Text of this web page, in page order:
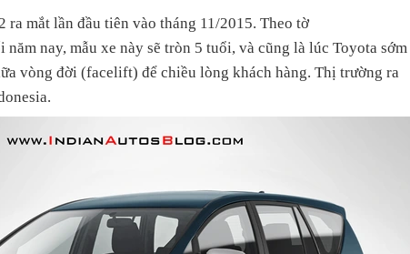
ra mắt lần đầu tiên vào tháng 11/2015. Theo tờ
năm nay, mẫu xe này sẽ tròn 5 tuổi, và cũng là lúc Toyota sớm
vòng đời (facelift) để chiều lòng khách hàng. Thị trường ra